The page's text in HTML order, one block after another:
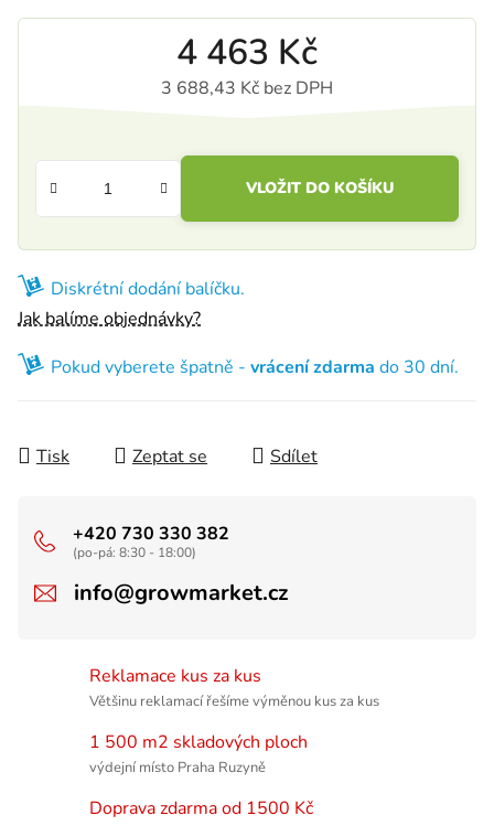
4 463 Kč
3 688,43 Kč bez DPH
VLOŽIT DO KOŠÍKU
Diskrétní dodání balíčku.
Jak balíme objednávky?
Pokud vyberete špatně - vrácení zdarma do 30 dní.
Tisk Zeptat se Sdílet
+420 730 330 382
(po-pá: 8:30 - 18:00)
info@growmarket.cz
Reklamace kus za kus
Většinu reklamací řešíme výměnou kus za kus
1 500 m2 skladových ploch
výdejní místo Praha Ruzyně
Doprava zdarma od 1500 Kč